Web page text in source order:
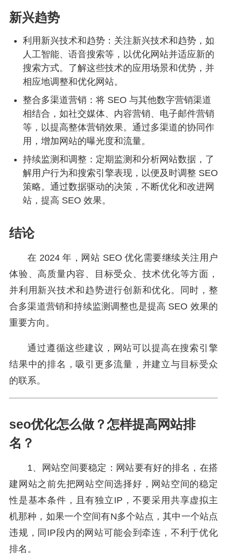
新兴趋势
利用新兴技术和趋势：关注新兴技术和趋势，如
人工智能、语音搜索等，以优化网站并适应新的
搜索方式。了解这些技术的应用场景和优势，并
相应地调整和优化网站。
整合多渠道营销：将 SEO 与其他数字营销渠道
相结合，如社交媒体、内容营销、电子邮件营销
等，以提高整体营销效果。通过多渠道的协同作
用，增加网站的曝光度和流量。
持续监测和调整：定期监测和分析网站数据，了
解用户行为和搜索引擎表现，以便及时调整 SEO
策略。通过数据驱动的决策，不断优化和改进网
站，提高 SEO 效果。
结论
在 2024 年，网站 SEO 优化需要继续关注用户
体验、高质量内容、目标受众、技术优化等方面，
并利用新兴技术和趋势进行创新和优化。同时，整
合多渠道营销和持续监测调整也是提高 SEO 效果的
重要方向。
通过遵循这些建议，网站可以提高在搜索引擎
结果中的排名，吸引更多流量，并建立与目标受众
的联系。
seo优化怎么做？怎样提高网站排
名？
1、网站空间要稳定：网站要有好的排名，在搭
建网站之前先把网站空间选择好，网站空间的稳定
性是基本条件，且有独立IP，不要采用共享虚拟主
机那种，如果一个空间有N多个站点，其中一个站点
违规，同IP段内的网站可能会到牵连，不利于优化
排名。